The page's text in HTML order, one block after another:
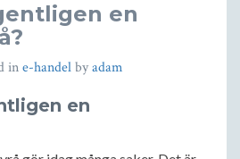
en
ine-handelbyadam
en